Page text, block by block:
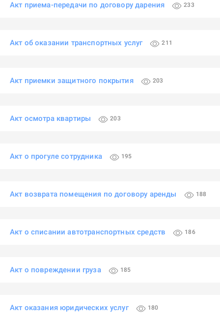
Акт приема-передачи по договору дарения 233
Акт об оказании транспортных услуг 211
Акт приемки защитного покрытия 203
Акт осмотра квартиры 203
Акт о прогуле сотрудника 195
Акт возврата помещения по договору аренды 188
Акт о списании автотранспортных средств 186
Акт о повреждении груза 185
Акт оказания юридических услуг 180